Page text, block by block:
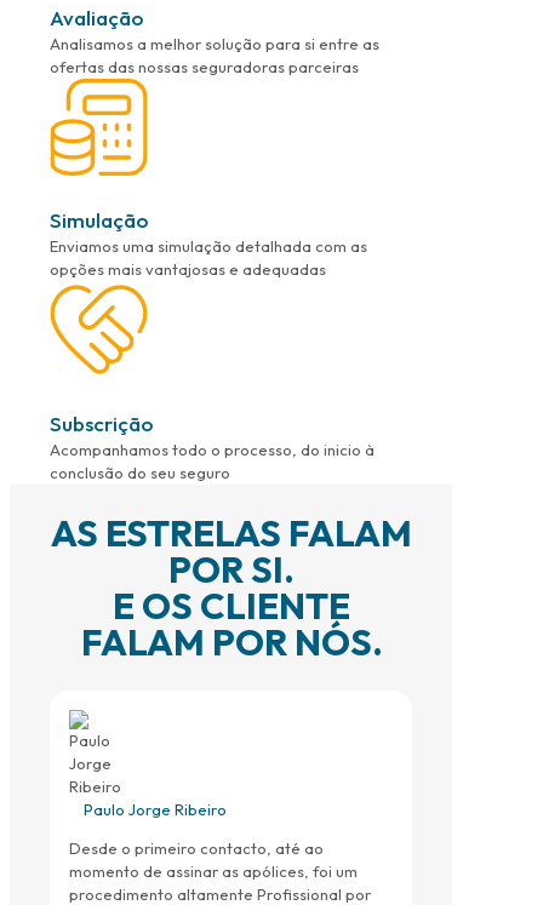
Avaliação
Analisamos a melhor solução para si entre as
ofertas das nossas seguradoras parceiras
Simulação
Enviamos uma simulação detalhada com as
opções mais vantajosas e adequadas
Subscrição
Acompanhamos todo o processo, do inicio à
conclusão do seu seguro
AS ESTRELAS FALAM
POR SI.
E OS CLIENTE
FALAM POR NÓS.
Paulo Jorge Ribeiro
Desde o primeiro contacto, até ao
momento de assinar as apólices, foi um
procedimento altamente Profissional por